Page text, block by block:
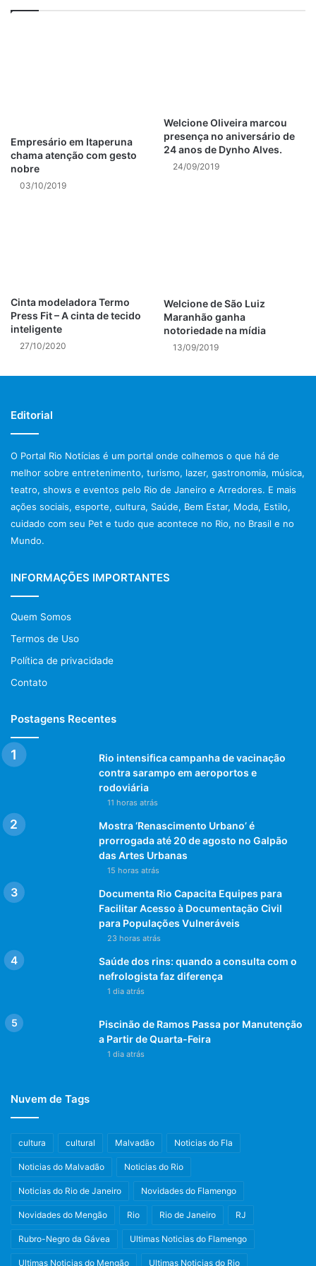
Empresário em Itaperuna
chama atenção com gesto
nobre
03/10/2019
Welcione Oliveira marcou
presença no aniversário de
24 anos de Dynho Alves.
24/09/2019
Cinta modeladora Termo
Press Fit – A cinta de tecido
inteligente
27/10/2020
Welcione de São Luiz
Maranhão ganha
notoriedade na mídia
13/09/2019
Editorial
O Portal Rio Notícias é um portal onde colhemos o que há de
melhor sobre entretenimento, turismo, lazer, gastronomia, música,
teatro, shows e eventos pelo Rio de Janeiro e Arredores. E mais
ações sociais, esporte, cultura, Saúde, Bem Estar, Moda, Estilo,
cuidado com seu Pet e tudo que acontece no Rio, no Brasil e no
Mundo.
INFORMAÇÕES IMPORTANTES
Quem Somos
Termos de Uso
Política de privacidade
Contato
Postagens Recentes
Rio intensifica campanha de vacinação
contra sarampo em aeroportos e
rodoviária
11 horas atrás
Mostra ‘Renascimento Urbano’ é
prorrogada até 20 de agosto no Galpão
das Artes Urbanas
15 horas atrás
Documenta Rio Capacita Equipes para
Facilitar Acesso à Documentação Civil
para Populações Vulneráveis
23 horas atrás
Saúde dos rins: quando a consulta com o
nefrologista faz diferença
1 dia atrás
Piscinão de Ramos Passa por Manutenção
a Partir de Quarta-Feira
1 dia atrás
Nuvem de Tags
cultura cultural Malvadão Noticias do Fla
Noticias do Malvadão Noticias do Rio
Noticias do Rio de Janeiro Novidades do Flamengo
Novidades do Mengão Rio Rio de Janeiro RJ
Rubro-Negro da Gávea Ultimas Noticias do Flamengo
Ultimas Noticias do Mengão Ultimas Noticias do Rio